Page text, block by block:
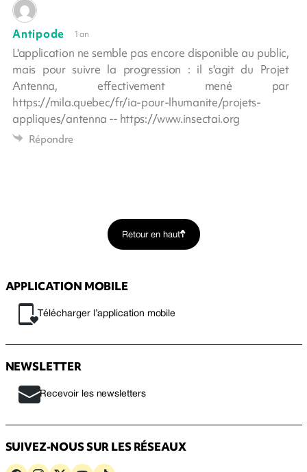
Antipode 1 an
L'application ne semble pas encore disponible au public,
mais pour suivre la progression : il s'agit du Projet
Antenna, effectivement mené par
https://mila.quebec/fr/ia-pour-lhumanite/projets-
appliques/antenna -- https://www.insectai.org
Répondre
Retour en haut
APPLICATION MOBILE
Télécharger l’application mobile
NEWSLETTER
Recevoir les newsletters
SUIVEZ-NOUS SUR LES RÉSEAUX